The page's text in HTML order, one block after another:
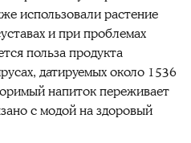
использовали растение
и при проблемах
польза продукта
датируемых около 1536
напиток переживает
с модой на здоровый